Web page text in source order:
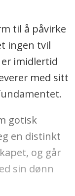
til å påvirke
ingen tvil
imidlertid
med sitt
gotisk
en distinkt
og går
sin dønn